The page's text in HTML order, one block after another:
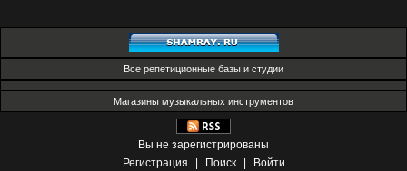
Все репетиционные базы и студии
Магазины музыкальных инструментов
Вы не зарегистрированы
Регистрация
Поиск Войти